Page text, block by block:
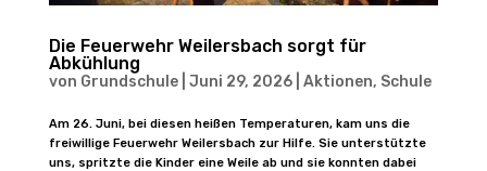
Die Feuerwehr Weilersbach sorgt für
Abkühlung
von Grundschule| Juni 29, 2026| Aktionen, Schule
Am 26. Juni, bei diesen heißen Temperaturen, kam uns die
freiwillige Feuerwehr Weilersbach zur Hilfe. Sie unterstützte
uns, spritzte die Kinder eine Weile ab und sie konnten dabei